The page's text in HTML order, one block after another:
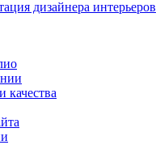
дизайнера интерьеров
качества